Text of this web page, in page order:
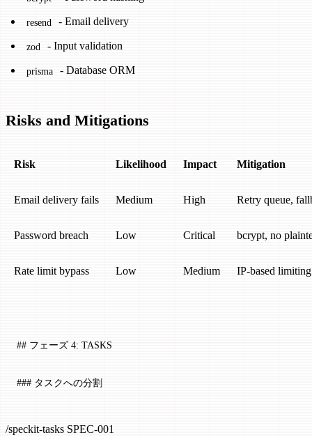
resend - Email delivery
zod - Input validation
prisma - Database ORM
Risks and Mitigations
Risk Likelihood Impact Mitigation
Email delivery fails Medium High Retry queue,
Password breach Low Critical bcrypt, no
Rate limit bypass Low Medium IP-based
## フェーズ 4: TASKS
### タスクへの分割
/speckit-tasks SPEC-001